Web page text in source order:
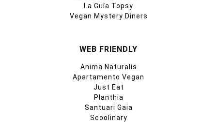
La Guía Topsy
Vegan Mystery Diners
WEB FRIENDLY
Anima Naturalis
Apartamento Vegan
Just Eat
Planthia
Santuari Gaia
Scoolinary